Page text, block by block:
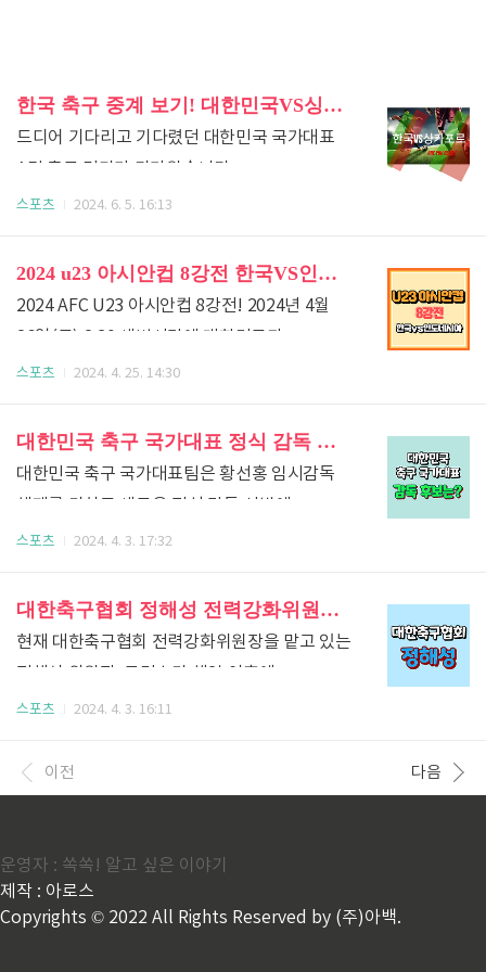
한국 축구 중계 보기! 대한민국VS싱가포르 [경기 일정, 라인업 소개, 쿠팡플레이]
드디어 기다리고 기다렸던 대한민국 국가대표
A팀 축구 경기가 다가왔습니다.
대한민국VS싱가포르는 2023년 11월 16일에
대승을 거뒀었죠! 이번에는 싱가포르
홈경기인데 이번에도 대한민국 국가대표 축구
선수들이 이겨주리라 의심치 않습니다. 이번
축구 경기를 빠르게 보실 분들은 아래를 참고해
주시기 바랍니다. 한국VS싱가포르 축구
거뒀었는데요. 2024년 6월 6일(목) 축구 경기를
하이라이트 다시 보는 것도 재미가
쏠쏠하네요. ..
스포츠 2024. 6. 5. 16:13
2024 u23 아시안컵 8강전 한국VS인도네시아 실시간 중계 영상 보기 [tvN SPORTS 채널번호, 티빙, 쿠팡플레이]
2024 AFC U23 아시안컵 8강전! 2024년 4월
26일(금) 2:30 새벽시간에 대한민국과
인도네시아 경기가 있습니다. 지난 4월 19일에
선수는 이영준인데요. 2골이나 넣어 한국팀을
승리로 이끌었습니다. 이번 경기에서도 우리
대한민국이 승리할 수 있을지 자세히 알아보도록
2024 파리올림픽 출전을 위해 중요한 경기를
하게 되었습니다. 이번에는 아시아축구연맹 AFC
치루게 되었습니다. 한국 시각 기준으로 한국은
스포츠 2024. 4. 25. 14:30
대한민국 축구 국가대표 정식 감독 후보 명단 및 선발 기준[경력, 장단점, 국내&외국인 현재 입장, 발표시기]
대한민국 축구 국가대표팀은 황선홍 임시감독
체제를 마치고 새로운 정식 감독 선발에
나섰습니다. 현재 11명 후보가 결정되었는데요.
훌륭한 지도자가 없어서 경기력도 안 좋고
답답한 심정이셨을 겁니다. 이번 포스팅에서는
새로운 차기 감독에 대해서 자세히 살펴보도록
11명의 후보가 확정되었습니다. 대한축구협회의
종로구 축구회관에서 브리핑을 열었는데요.
정해성 위원장은 "이전까지 취합한 후보 목록
중에서 5차 회의를 통해 11명의 후보를
스포츠 2024. 4. 3. 17:32
대한축구협회 정해성 전력강화위원장에 대해 알아보자[소개, 프로 입단, 지도자 경력 등]
현재 대한축구협회 전력강화위원장을 맡고 있는
정해성 위원장. 클린스만 해임 이후에
임시감독을 선발하면서도 많은 어려움이
합니다. 이번 포스팅에서는 정해성이 누구인지
자세히 알아보는 시간을 갖도록 하겠습니다.
요약 정해성은 대한민국 축구계에서 중요한
역할을 맡은 인물 중 하나입니다. 현재는
대한축구협회의 전력강화위원장을 맡고
스포츠 2024. 4. 3. 16:11
이전 다음
운영자 : 쏙쏙! 알고 싶은 이야기
제작 : 아로스
Copyrights © 2022 All Rights Reserved by (주)아백.